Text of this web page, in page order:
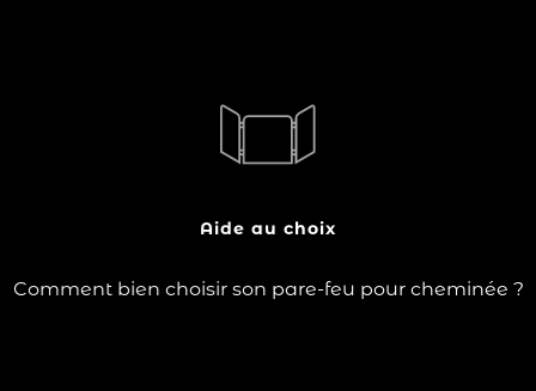
Aide au choix
Comment bien choisir son pare-feu pour cheminée ?
Le pare-feu de cheminée joue un rôle crucial dans la
d'incendie. Il empêche les étincelles et les braises de